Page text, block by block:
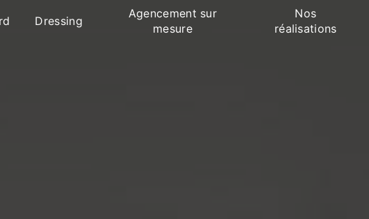
Dressing
Agencement sur
mesure
Nos
réalisations